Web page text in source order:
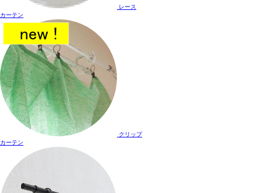
レース
カーテン
クリップ
カーテン